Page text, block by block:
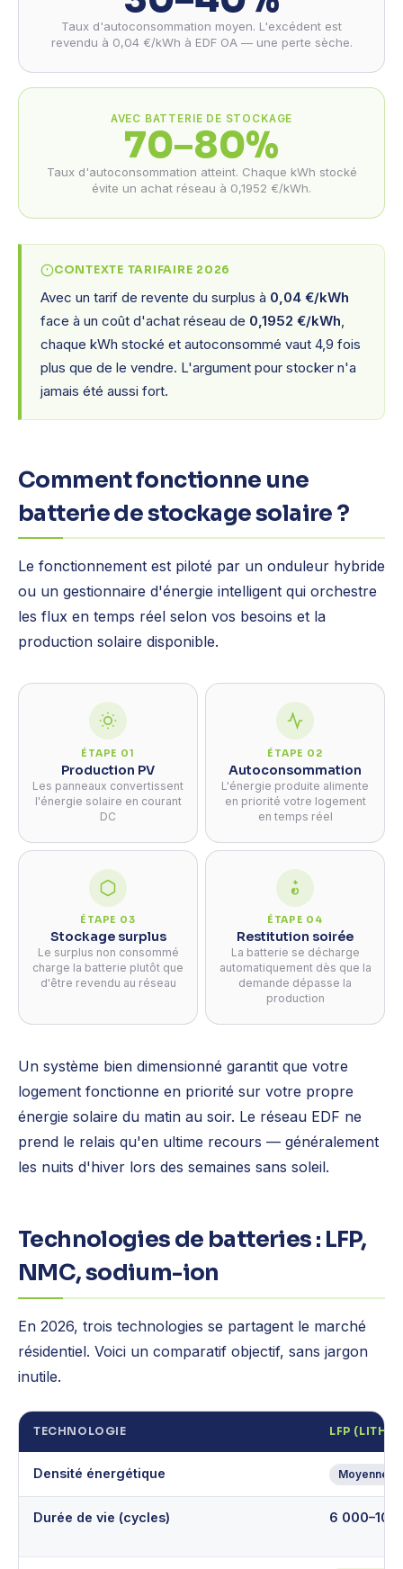
Taux d'autoconsommation moyen. L'excédent est
revendu à 0,04 €/kWh à EDF OA — une perte sèche.
AVEC BATTERIE DE STOCKAGE
70–80%
Taux d'autoconsommation atteint. Chaque kWh stocké
évite un achat réseau à 0,1952 €/kWh.
CONTEXTE TARIFAIRE 2026
Avec un tarif de revente du surplus à 0,04 €/kWh
face à un coût d'achat réseau de 0,1952 €/kWh,
chaque kWh stocké et autoconsommé vaut 4,9 fois
plus que de le vendre. L'argument pour stocker n'a
jamais été aussi fort.
Comment fonctionne une
batterie de stockage solaire ?
Le fonctionnement est piloté par un onduleur hybride
ou un gestionnaire d'énergie intelligent qui orchestre
les flux en temps réel selon vos besoins et la
production solaire disponible.
ÉTAPE 01
Production PV
Les panneaux convertissent
l'énergie solaire en courant
DC
ÉTAPE 02
Autoconsommation
L'énergie produite alimente
en priorité votre logement
en temps réel
ÉTAPE 03
Stockage surplus
Le surplus non consommé
charge la batterie plutôt que
d'être revendu au réseau
ÉTAPE 04
Restitution soirée
La batterie se décharge
automatiquement dès que la
demande dépasse la
production
Un système bien dimensionné garantit que votre
logement fonctionne en priorité sur votre propre
énergie solaire du matin au soir. Le réseau EDF ne
prend le relais qu'en ultime recours — généralement
les nuits d'hiver lors des semaines sans soleil.
Technologies de batteries : LFP,
NMC, sodium-ion
En 2026, trois technologies se partagent le marché
résidentiel. Voici un comparatif objectif, sans jargon
inutile.
TECHNOLOGIE LFP
Densité énergétique Moyenne
Durée de vie (cycles) 6 000–10